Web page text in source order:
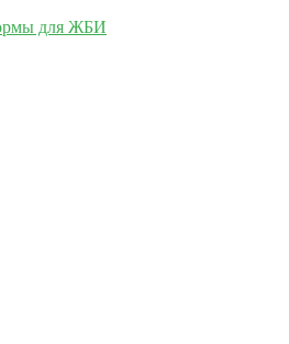
для ЖБИ